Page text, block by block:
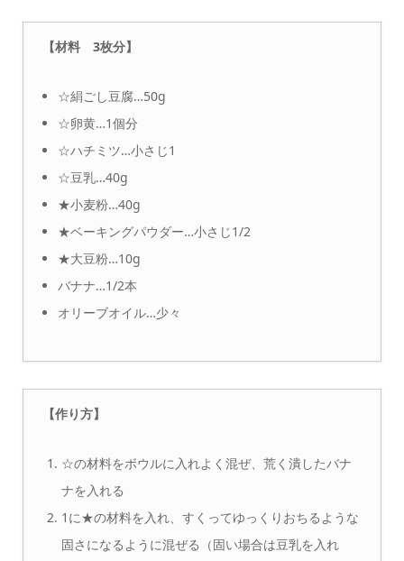
【材料 3枚分】
☆絹ごし豆腐…50g
☆卵黄…1個分
☆ハチミツ…小さじ1
☆豆乳…40g
★小麦粉…40g
★ベーキングパウダー…小さじ1/2
★大豆粉…10g
バナナ…1/2本
オリーブオイル…少々
【作り方】
☆の材料をボウルに入れよく混ぜ、荒く潰したバナ
ナを入れる
1に★の材料を入れ、すくってゆっくりおちるような
固さになるように混ぜる（固い場合は豆乳を入れ